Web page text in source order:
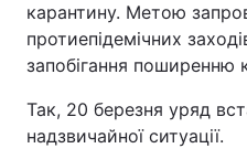
карантину. Метою
протиепідемічних
запобігання поширенню
Так, 20 березня уряд
надзвичайної ситуації.